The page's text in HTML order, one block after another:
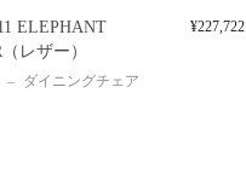
ELEPHANT
レザー）
ダイニングチェア
¥227,722